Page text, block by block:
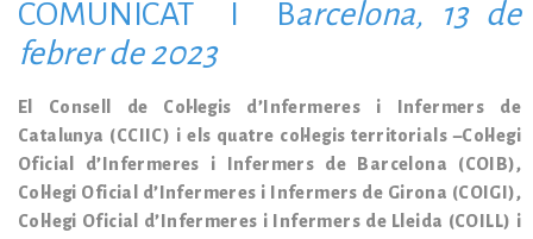
COMUNICAT I Barcelona, 13 de
febrer de 2023
El Consell de Col·legis d’Infermeres i Infermers de
Catalunya (CCIIC) i els quatre col·legis territorials –Col·legi
Oficial d’Infermeres i Infermers de Barcelona (COIB),
Col·legi Oficial d’Infermeres i Infermers de Girona (COIGI),
Col·legi Oficial d’Infermeres i Infermers de Lleida (COILL) i